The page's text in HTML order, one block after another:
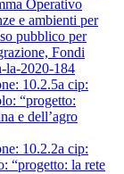
Operativo
e ambienti per
pubblico per
Fondi
la-2020-184
10.2.5a cip:
“progetto:
e dell’agro
10.2.2a cip:
“progetto: la rete